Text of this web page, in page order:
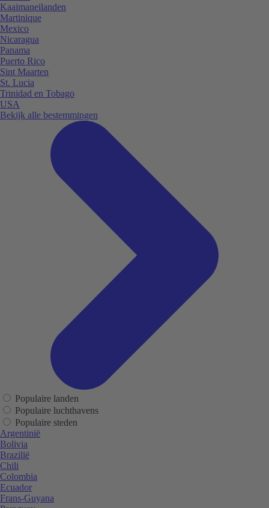
Kaaimaneilanden
Martinique
Mexico
Nicaragua
Panama
Puerto Rico
Sint Maarten
St. Lucia
Trinidad en Tobago
USA
Bekijk alle bestemmingen
Populaire landen
Populaire luchthavens
Populaire steden
Argentinië
Bolivia
Brazilië
Chili
Colombia
Ecuador
Frans-Guyana